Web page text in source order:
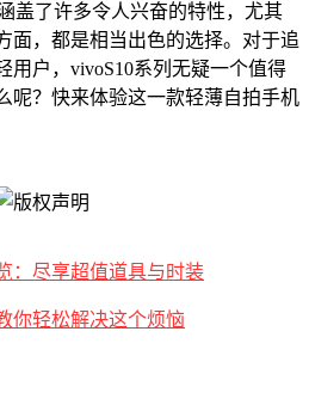
盖了许多令人兴奋的特性，尤其
面，都是相当出色的选择。对于追
用户，vivoS10系列无疑一个值得
呢？快来体验这一款轻薄自拍手机
：尽享超值道具与时装
你轻松解决这个烦恼